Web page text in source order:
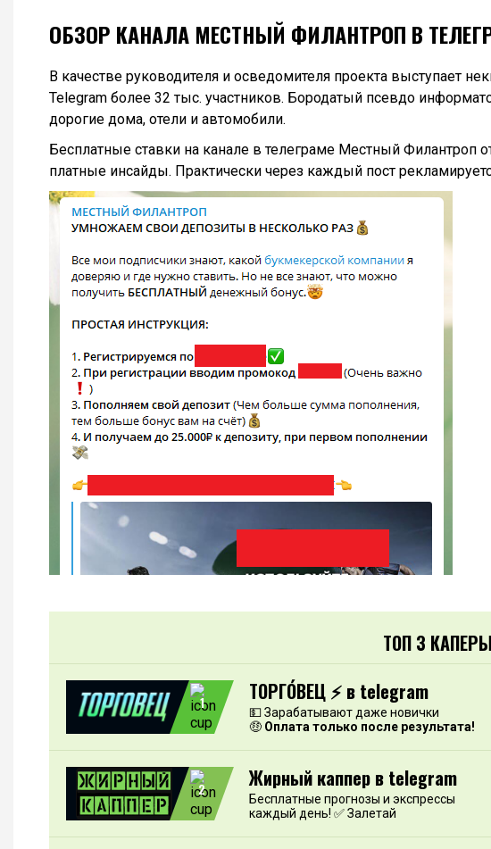
ОБЗОР КАНАЛА МЕСТНЫЙ ФИЛАНТРОП В
В качестве руководителя и осведомителя проекта выступает
Telegram более 32 тыс. участников. Бородатый псевдо
дорогие дома, отели и автомобили.
Бесплатные ставки на канале в телеграме Местный Филантроп
платные инсайды. Практически через каждый пост
ТОП 3
1 ТОРГО́ВЕЦ ⚡️ в telegram
💵 Зарабатывают даже новички
🤑 Оплата только после результата!
2 Жирный каппер в telegram
Бесплатные прогнозы и экспрессы
каждый день! ✅ Залетай